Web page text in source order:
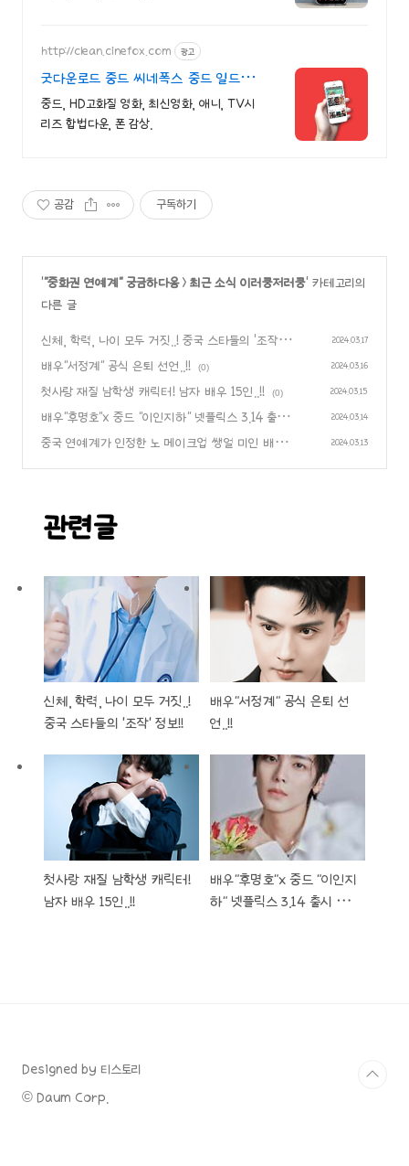
http://clean.cinefox.com 광고
굿다운로드 중드 씨네폭스 중드 일드
30%할인
중드, HD고화질 영화, 최신영화, 애니, TV시
리즈 합법다운, 폰 감상.
공감 구독하기
'"중화권 연예계" 궁금하다옹> 최근 소식 이러쿵저러쿵' 카테고리의
다른 글
신체, 학력, 나이 모두 거짓..! 중국 스타들의 '조작' 정
보!!
(0)
2024.03.17
배우"서정계" 공식 은퇴 선언..!! (0) 2024.03.16
첫사랑 재질 남학생 캐릭터! 남자 배우 15인..!! (0) 2024.03.15
배우"후명호"x 중드 "이인지하" 넷플릭스 3.14 출시
예정 & 중드"소년백마취춘풍" 관련 소식&영상들..!
2024.03.14
중국 연예계가 인정한 노 메이크업 쌩얼 미인 배우
TOP 10..!!
(0)
2024.03.13
관련글
신체, 학력, 나이 모두 거짓..!
중국 스타들의 '조작' 정보!!
배우"서정계" 공식 은퇴 선
언..!!
첫사랑 재질 남학생 캐릭터!
남자 배우 15인..!!
배우"후명호"x 중드 "이인지
하" 넷플릭스 3.14 출시 예
Designed by 티스토리
© Daum Corp.